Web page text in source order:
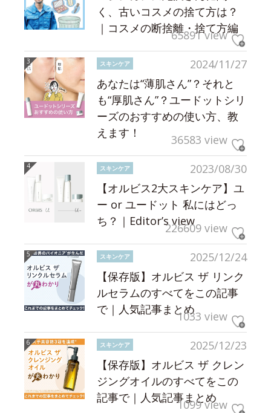
く、古いコスメの捨て方は？
｜コスメの断捨離・捨て方編
65891 view
2024/11/27
スキンケア
あなたは“薄肌さん”？それと
も“厚肌さん”？ユードットシリ
ーズのおすすめの使い方、教
えます！
36583 view
2023/08/30
スキンケア
【オルビス2大スキンケア】ユ
ー or ユードット 私にはどっ
ち？｜Editor’s view226609 view
2025/12/24
スキンケア
【保存版】オルビス ザ リンク
ルセラムのすべてをこの記事
で｜人気記事まとめ1033 view
2025/12/23
スキンケア
【保存版】オルビス ザ クレン
ジングオイルのすべてをこの
記事で｜人気記事まとめ
1099 view